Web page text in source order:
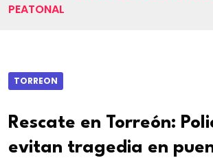
PEATONAL
TORREON
Rescate en Torreón:
evitan tragedia en